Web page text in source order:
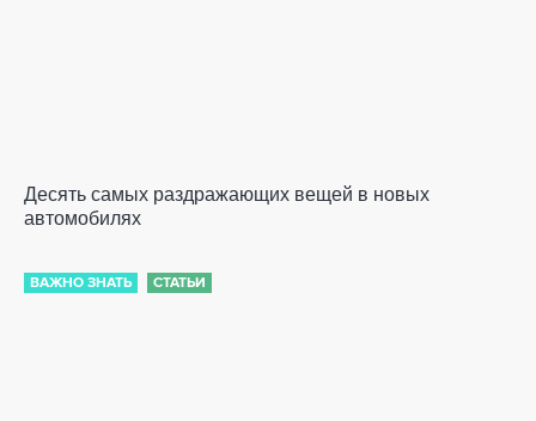
Десять самых раздражающих вещей в новых
автомобилях
ВАЖНО ЗНАТЬ СТАТЬИ